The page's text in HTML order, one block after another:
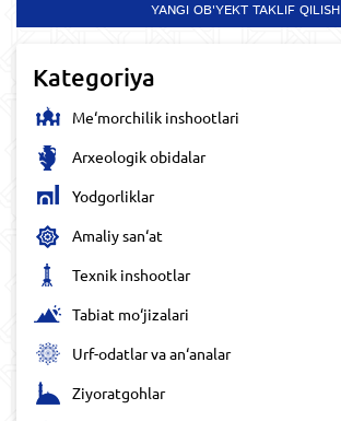
YANGI OB'YEKT TAKLIF QILISH
Kategoriya
Me‘morchilik inshootlari
Arxeologik obidalar
Yodgorliklar
Amaliy san‘at
Texnik inshootlar
Tabiat mo‘jizalari
Urf-odatlar va an‘analar
Ziyoratgohlar